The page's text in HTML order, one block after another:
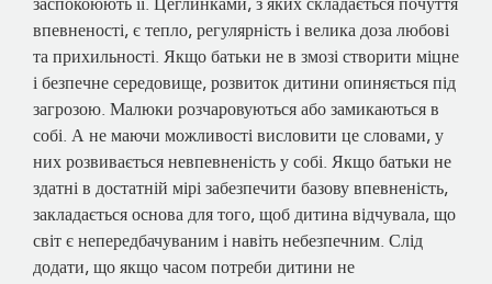
впевненості, є тепло, регулярність і велика доза любові
та прихильності. Якщо батьки не в змозі створити міцне
і безпечне середовище, розвиток дитини опиняється під
загрозою. Малюки розчаровуються або замикаються в
собі. А не маючи можливості висловити це словами, у
них розвивається невпевненість у собі. Якщо батьки не
здатні в достатній мірі забезпечити базову впевненість,
закладається основа для того, щоб дитина відчувала, що
світ є непередбачуваним і навіть небезпечним. Слід
додати, що якщо часом потреби дитини не